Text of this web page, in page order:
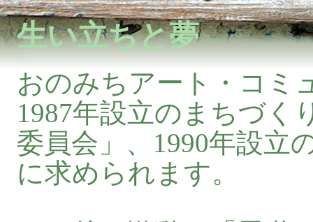
生い立ちと夢
おのみちアート・コミ
1987年設立のまちづく
委員会」、1990年設立
に求められます。